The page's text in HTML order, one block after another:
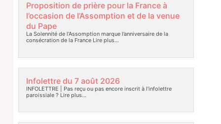
Proposition de prière pour la France à
l’occasion de l’Assomption et de la venue
du Pape
La Solennité de l’Assomption marque l’anniversaire de la
consécration de la FranceLire plus…
Infolettre du 7 août 2026
INFOLETTRE | Pas reçu ou pas encore inscrit à l’infolettre
paroissiale ? Lire plus…